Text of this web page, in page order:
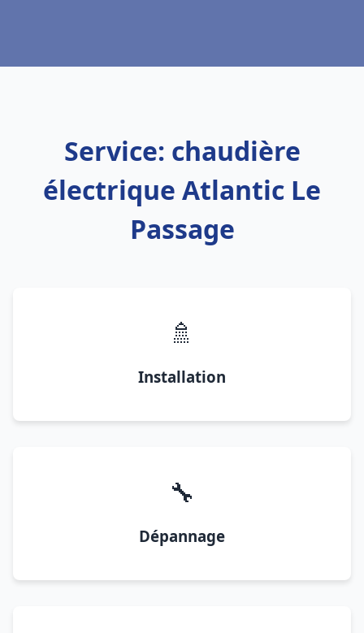
Service: chaudière
électrique Atlantic Le
Passage
🚿
Installation
🔧
Dépannage